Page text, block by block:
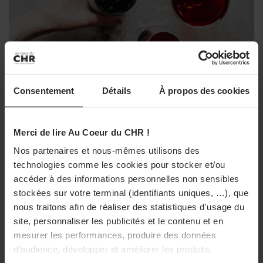
Consentement Détails À propos des cookies
Merci de lire Au Coeur du CHR !
Nos partenaires et nous-mêmes utilisons des
technologies comme les cookies pour stocker et/ou
accéder à des informations personnelles non sensibles
stockées sur votre terminal (identifiants uniques, …), que
nous traitons afin de réaliser des statistiques d'usage du
site, personnaliser les publicités et le contenu et en
mesurer les performances, produire des données
d’audience, développer et améliorer les produits.
Hôtellerie : le Guide Michelin dévoile ses
premières Clefs
Les deux premières deux étoiles Michelin ont été
Vallejo et sa compagne Alejandra Flores. Les 16
établissements sacrés d’une étoile (liste ci-dessous) sont
répartis parmi les régions de Quintana Roo, Oaxaca,
Baja California et Baja California Sur, Nuevo León et
Mexico City.
Étoile verte et prix spéciaux
DÉCISION BUSINESS
Shandong (blancs maritimes), Xinjiang (effervescents,
rouges structurés) et Yunnan (Chardonnay) s'affirment
comme des terroirs de référence.
31/07/2026